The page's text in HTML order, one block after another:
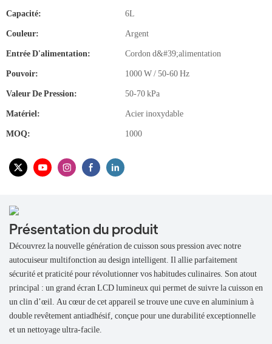
Capacité: 6L
Couleur: Argent
Entrée D'alimentation: Cordon d&#39;alimentation
Pouvoir: 1000 W / 50-60 Hz
Valeur De Pression: 50-70 kPa
Matériel: Acier inoxydable
MOQ: 1000
Présentation du produit
Découvrez la nouvelle génération de cuisson sous pression avec notre
autocuiseur multifonction au design intelligent. Il allie parfaitement
sécurité et praticité pour révolutionner vos habitudes culinaires. Son atout
principal : un grand écran LCD lumineux qui permet de suivre la cuisson en
un clin d’œil. Au cœur de cet appareil se trouve une cuve en aluminium à
double revêtement antiadhésif, conçue pour une durabilité exceptionnelle
et un nettoyage ultra-facile.